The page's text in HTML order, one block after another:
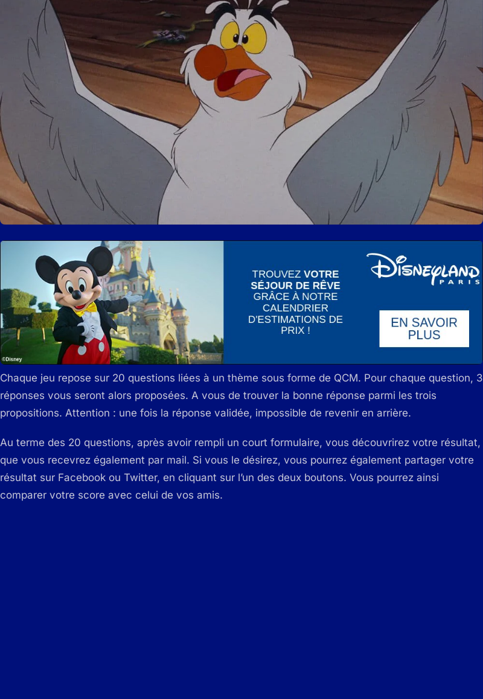
Chaque jeu repose sur 20 questions liées à un thème sous forme de QCM. Pour chaque question, 3
réponses vous seront alors proposées. A vous de trouver la bonne réponse parmi les trois
propositions. Attention : une fois la réponse validée, impossible de revenir en arrière.
Au terme des 20 questions, après avoir rempli un court formulaire, vous découvrirez votre résultat,
que vous recevrez également par mail. Si vous le désirez, vous pourrez également partager votre
résultat sur Facebook ou Twitter, en cliquant sur l’un des deux boutons. Vous pourrez ainsi
comparer votre score avec celui de vos amis.